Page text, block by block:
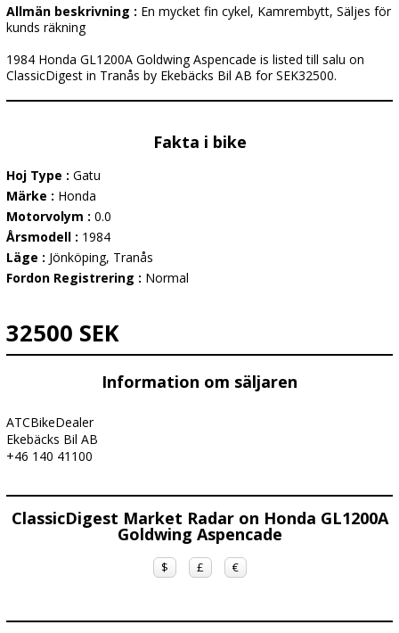
Allmän beskrivning : En mycket fin cykel, Kamrembytt, Säljes för
kunds räkning
1984 Honda GL1200A Goldwing Aspencade is listed till salu on
ClassicDigest in Tranås by Ekebäcks Bil AB for SEK32500.
Fakta i bike
Hoj Type : Gatu
Märke : Honda
Motorvolym : 0.0
Årsmodell : 1984
Läge : Jönköping, Tranås
Fordon Registrering : Normal
32500 SEK
Information om säljaren
ATCBikeDealer
Ekebäcks Bil AB
+46 140 41100
ClassicDigest Market Radar on Honda GL1200A
Goldwing Aspencade
$ £ €